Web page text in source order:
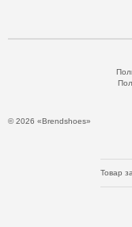
© 2026 «Brendshoes»
Товар